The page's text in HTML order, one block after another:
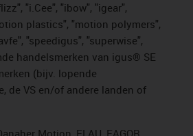
"i.Cee", "ibow", "igear",
plastics", "motion polymers",
"speedigus", "superwise",
handelsmerken van igus® SE
(bijv. lopende
de VS en/of andere landen of
Motion, ELAU, FAGOR,